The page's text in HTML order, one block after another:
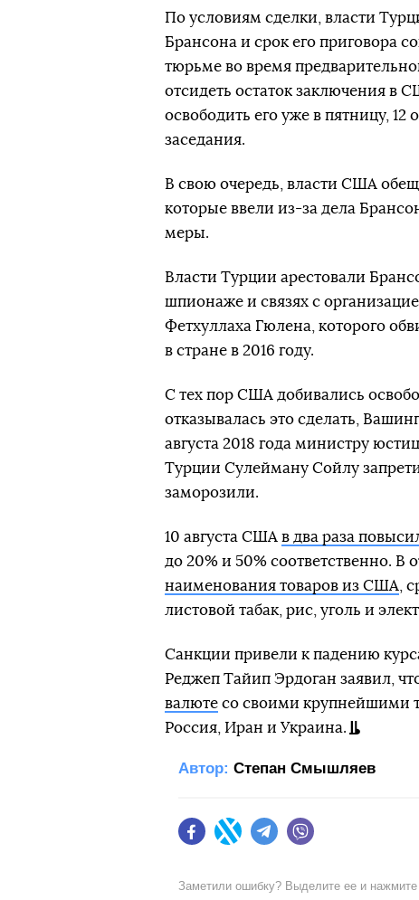
По условиям сделки, власти
Брансона и срок его приговора
тюрьме во время
отсидеть остаток заключения в
освободить его уже в пятницу, 12
заседания.
В свою очередь, власти США
которые ввели из-за дела
меры.
Власти Турции арестовали
шпионаже и связях с
Фетхуллаха Гюлена, которого
в стране в 2016 году.
С тех пор США добивались
отказывалась это сделать,
августа 2018 года министру
Турции Сулейману Сойлу
заморозили.
10 августа США в два раза
до 20% и 50% соответственно. В
наименования товаров из США ,
листовой табак, рис, уголь и
Санкции привели к падению
Реджеп Тайип Эрдоган заявил,
валюте со своими крупнейшими
Россия, Иран и Украина.
Автор: Степан Смышляев
FacebookTwitter Telegram
Заметили ошибку? Выделите ее и нажмите